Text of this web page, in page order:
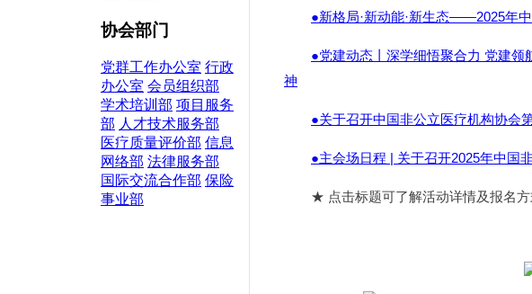
协会部门
党群工作办公室 行政
办公室 会员组织部
学术培训部 项目服务
部 人才技术服务部
医疗质量评价部 信息
网络部 法律服务部
国际交流合作部 保险
事业部